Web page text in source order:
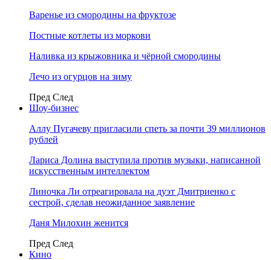
Варенье из смородины на фруктозе
Постные котлеты из моркови
Наливка из крыжовника и чёрной смородины
Лечо из огурцов на зиму
Пред След
Шоу-бизнес
Аллу Пугачеву пригласили спеть за почти 39 миллионов
рублей
Лариса Долина выступила против музыки, написанной
искусственным интеллектом
Линочка Ли отреагировала на дуэт Дмитриенко с
сестрой, сделав неожиданное заявление
Даня Милохин женится
Пред След
Кино